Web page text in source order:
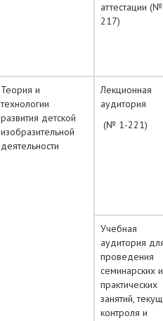
аттестации
217)
Теория и
технологии
развития детской
изобразительной
деятельности
Лекционная
аудитория
(№ 1-221)
Учебная
аудитория
проведения
семинарских и
практических
занятий,
контроля и